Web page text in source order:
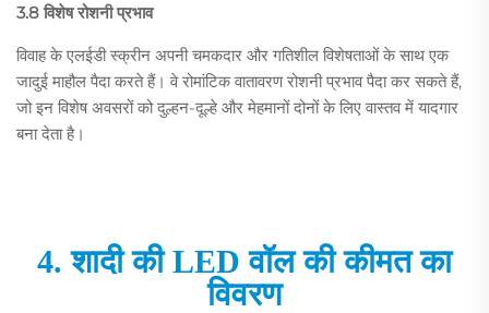
3.8 विशेष रोशनी प्रभाव
विवाह के एलईडी स्क्रीन अपनी चमकदार और गतिशील विशेषताओं के साथ एक
जादुई माहौल पैदा करते हैं। वे रोमांटिक वातावरण रोशनी प्रभाव पैदा कर सकते हैं,
जो इन विशेष अवसरों को दुल्हन-दूल्हे और मेहमानों दोनों के लिए वास्तव में यादगार
बना देता है।
4. शादी की LED वॉल की कीमत का
विवरण